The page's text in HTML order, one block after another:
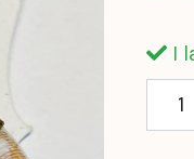
I